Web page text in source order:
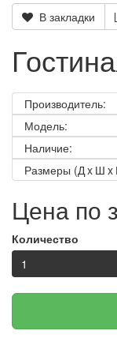
В закладки
Производитель:
Модель:
Наличие:
Размеры (Д x Ш x
Цена по
Количество